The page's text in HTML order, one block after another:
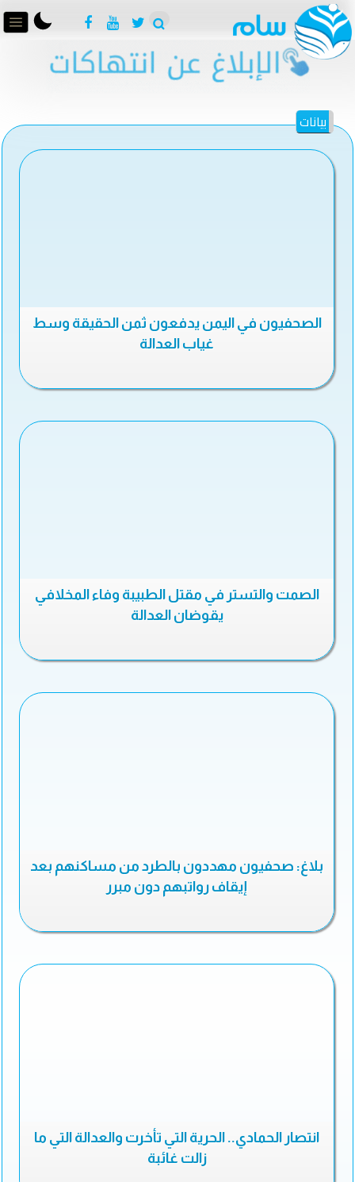
بيانات
الصحفيون في اليمن يدفعون ثمن الحقيقة وسط
غياب العدالة
الصمت والتستر في مقتل الطبيبة وفاء المخلافي
يقوضان العدالة
بلاغ: صحفيون مهددون بالطرد من مساكنهم بعد
إيقاف رواتبهم دون مبرر
انتصار الحمادي.. الحرية التي تأخرت والعدالة التي ما
زالت غائبة